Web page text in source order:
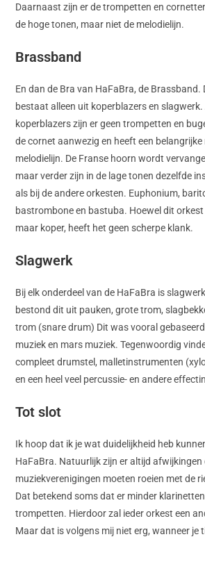
Daarnaast zijn er de trompetten en
de hoge tonen, maar niet de melodielijn.
Brassband
En dan de Bra van HaFaBra, de Brassband.
bestaat alleen uit koperblazers en slagwerk.
koperblazers zijn er geen trompetten en
de cornet aanwezig en heeft een belangrijke
melodielijn. De Franse hoorn wordt
maar verder zijn in de lage tonen dezelfde
als bij de andere orkesten. Euphonium,
bastrombone en bastuba. Hoewel dit
maar koper, heeft het geen scherpe klank.
Slagwerk
Bij elk onderdeel van de HaFaBra is
bestond dit uit pauken, grote trom,
trom (snare drum) Dit was vooral
muziek en mars muziek. Tegenwoordig
compleet drumstel, malletinstrumenten
en een heel veel percussie- en andere
Tot slot
Ik hoop dat ik je wat duidelijkheid heb
HaFaBra. Natuurlijk zijn er altijd afwijkingen
muziekverenigingen moeten roeien met de
Dat betekend soms dat er minder
trompetten. Hierdoor zal ieder orkest een
Maar dat is volgens mij niet erg, wanneer je